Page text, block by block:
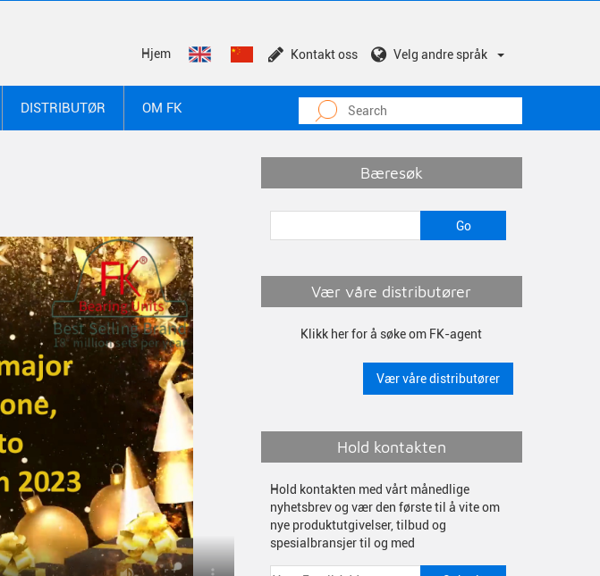
Hjem Kontakt oss Velg andre språk
DISTRIBUTØR OM FK
Bæresøk
Vær våre distributører
Klikk her for å søke om FK-agent
Vær våre distributører
Hold kontakten
Hold kontakten med vårt månedlige
nyhetsbrev og vær den første til å vite om
nye produktutgivelser, tilbud og
spesialbransjer til og med